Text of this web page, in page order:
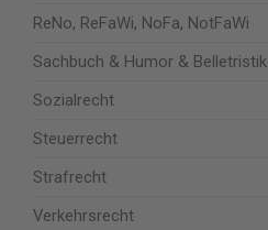
ReNo, ReFaWi, NoFa, NotFaWi
Sachbuch & Humor & Belletristik
Sozialrecht
Steuerrecht
Strafrecht
Verkehrsrecht